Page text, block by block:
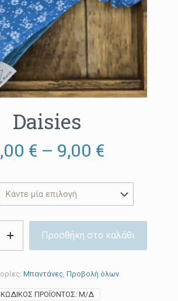
Daisies
€ – 9,00 €Price
5,00 €
through
9,00 €
Προσθήκη στο καλάθι
ΚΩΔΙΚΌΣ ΠΡΟΪΌΝΤΟΣ: Μ/Δ
Μπαντάνες, Προβολή όλων